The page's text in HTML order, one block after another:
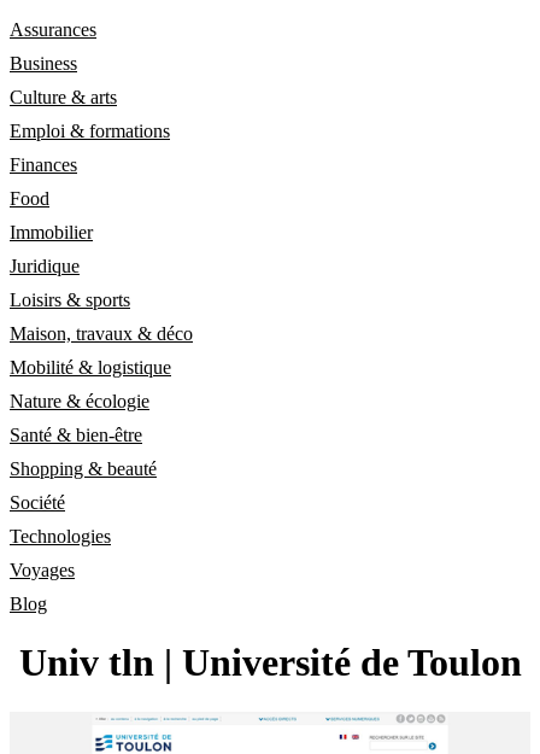
Assurances
Business
Culture & arts
Emploi & formations
Finances
Food
Immobilier
Juridique
Loisirs & sports
Maison, travaux & déco
Mobilité & logistique
Nature & écologie
Santé & bien-être
Shopping & beauté
Société
Technologies
Voyages
Blog
Univ tln | Université de Toulon